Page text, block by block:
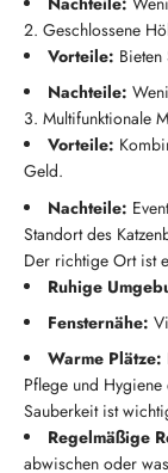
2. Geschlossene
Vorteile:
Nachteile:
3. Multifunktionale
Vorteile:
Geld.
Nachteile:
Standort des
Der richtige Ort ist
Ruhige
Fensternähe:
Warme Plätze:
Pflege und Hygiene
Sauberkeit ist
Regelmäßige
abwischen oder